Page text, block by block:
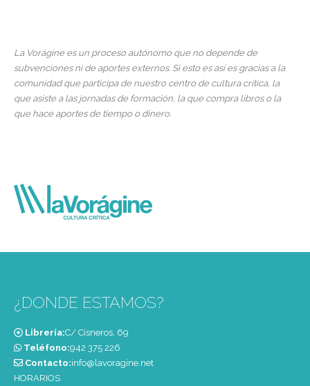
La Vorágine es un proceso autónomo que no depende de
subvenciones ni de aportes externos. Si esto es así es gracias a la
comunidad que participa de nuestro centro de cultura crítica, la
que asiste a las jornadas de formación, la que compra libros o la
que hace aportes de tiempo o dinero.
¿DONDE ESTAMOS?
Librería:C/ Cisneros, 69
Teléfono:‭942 375 226‬
Contacto:info@lavoragine.net
HORARIOS